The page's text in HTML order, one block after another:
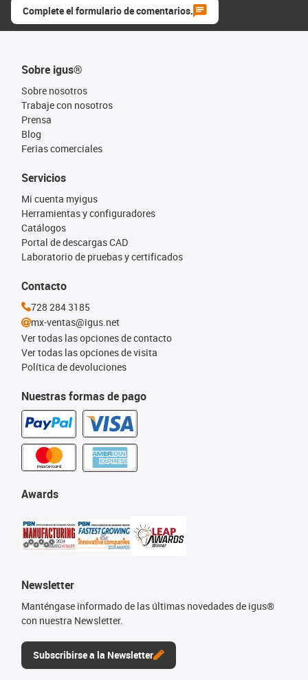
Complete el formulario de comentarios.
Sobre igus®
Sobre nosotros
Trabaje con nosotros
Prensa
Blog
Ferias comerciales
Nuestras formas de pago
Servicios
Mi cuenta myigus
Herramientas y configuradores
Catálogos
Portal de descargas CAD
Laboratorio de pruebas y certificados
Awards
Newsletter
Manténgase informado de las últimas novedades de igus®
con nuestra Newsletter.
Subscribirse a la Newsletter
Contacto
728 284 3185
mx-ventas@igus.net
Ver todas las opciones de contacto
Ver todas las opciones de visita
Política de devoluciones